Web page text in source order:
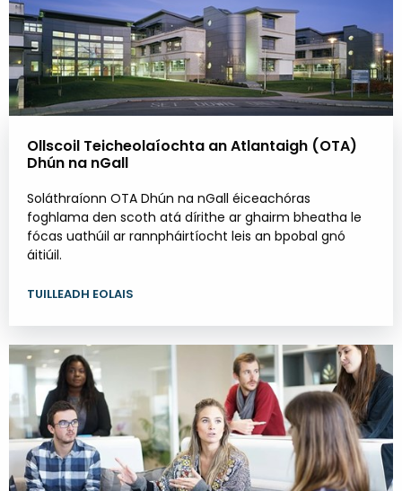
Ollscoil Teicheolaíochta an Atlantaigh (OTA)
Dhún na nGall
Soláthraíonn OTA Dhún na nGall éiceachóras
foghlama den scoth atá dírithe ar ghairm bheatha le
fócas uathúil ar rannpháirtíocht leis an bpobal gnó
áitiúil.
TUILLEADH EOLAIS